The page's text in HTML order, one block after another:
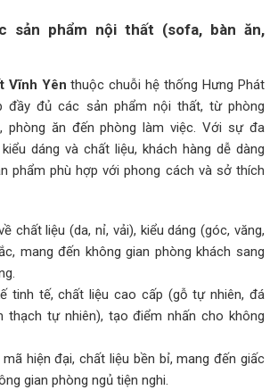
sản phẩm nội thất (sofa, bàn ăn,
Vĩnh Yên thuộc chuỗi hệ thống Hưng Phát
đầy đủ các sản phẩm nội thất, từ phòng
phòng ăn đến phòng làm việc. Với sự đa
dáng và chất liệu, khách hàng dễ dàng
phẩm phù hợp với phong cách và sở thích
chất liệu (da, nỉ, vải), kiểu dáng (góc, văng,
mang đến không gian phòng khách sang
tinh tế, chất liệu cao cấp (gỗ tự nhiên, đá
thạch tự nhiên), tạo điểm nhấn cho không
hiện đại, chất liệu bền bỉ, mang đến giấc
gian phòng ngủ tiện nghi.